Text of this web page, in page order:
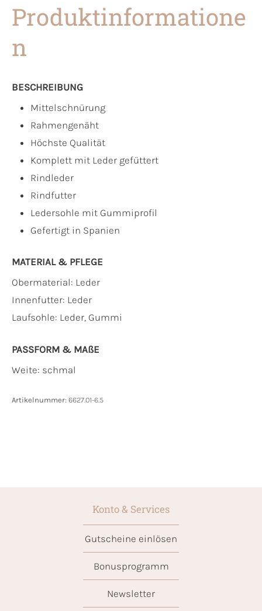
Produktinformatione
n
BESCHREIBUNG
Mittelschnürung
Rahmengenäht
Höchste Qualität
Komplett mit Leder gefüttert
Rindleder
Rindfutter
Ledersohle mit Gummiprofil
Gefertigt in Spanien
MATERIAL & PFLEGE
Obermaterial: Leder
Innenfutter: Leder
Laufsohle: Leder, Gummi
PASSFORM & MAẞE
Weite: schmal
Artikelnummer: 6627.01-6.5
Konto & Services
Gutscheine einlösen
Bonusprogramm
Newsletter